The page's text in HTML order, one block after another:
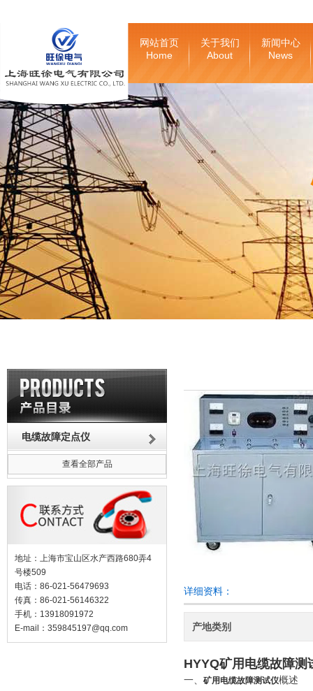
网站首页
Home
关于我们
About
新闻中心
News
电缆故障定点仪
查看全部产品
地址：上海市宝山区水产西路680弄4
号楼509
电话：86-021-56479693
传真：86-021-56146322
手机：13918091972
E-mail： 359845197@qq.com
详细资料：
产地类别
HYYQ矿用电缆故障测
一、 矿用电缆故障测试仪概述